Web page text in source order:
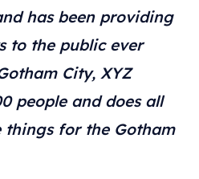
has been providing
to the public ever
City, XYZ
people and does all
things for the Gotham